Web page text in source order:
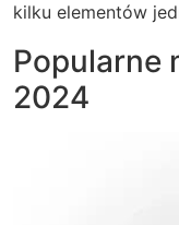
kilku elementów
Popularne
2024